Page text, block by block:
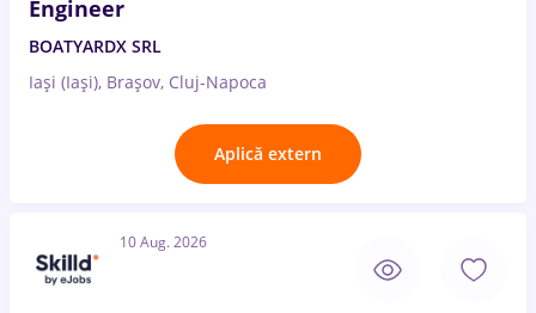
Engineer
BOATYARDX SRL
Iași (Iași), Brașov, Cluj-Napoca
Aplică extern
10 Aug. 2026